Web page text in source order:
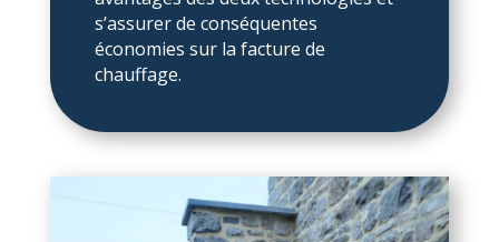
s’assurer de conséquentes
économies sur la facture de
chauffage.